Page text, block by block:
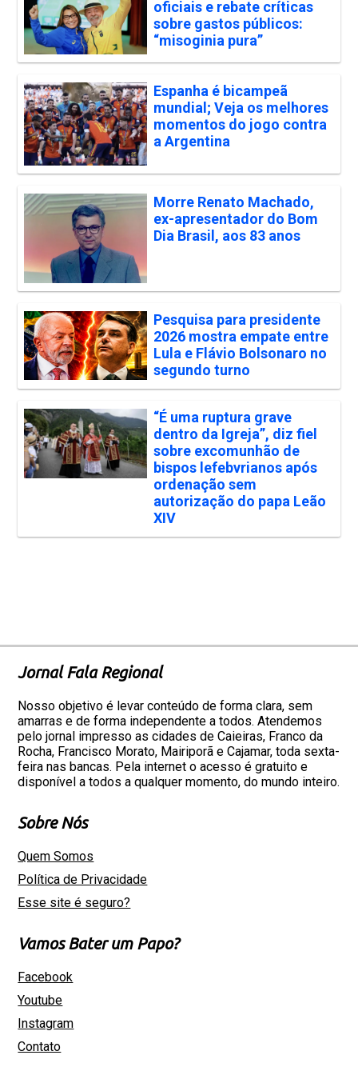
oficiais e rebate críticas
sobre gastos públicos:
“misoginia pura”
Espanha é bicampeã
mundial; Veja os melhores
momentos do jogo contra
a Argentina
Morre Renato Machado,
ex-apresentador do Bom
Dia Brasil, aos 83 anos
Pesquisa para presidente
2026 mostra empate entre
Lula e Flávio Bolsonaro no
segundo turno
“É uma ruptura grave
dentro da Igreja”, diz fiel
sobre excomunhão de
bispos lefebvrianos após
ordenação sem
autorização do papa Leão
XIV
Jornal Fala Regional
Nosso objetivo é levar conteúdo de forma clara, sem
amarras e de forma independente a todos. Atendemos
pelo jornal impresso as cidades de Caieiras, Franco da
Rocha, Francisco Morato, Mairiporã e Cajamar, toda sexta-
feira nas bancas. Pela internet o acesso é gratuito e
disponível a todos a qualquer momento, do mundo inteiro.
Sobre Nós
Quem Somos
Política de Privacidade
Esse site é seguro?
Vamos Bater um Papo?
Facebook
Youtube
Instagram
Contato